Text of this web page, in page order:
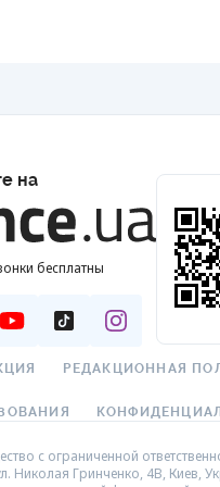
на
бесплатны
РЕДАКЦИОННАЯ
с ограниченной
Николая Гринченко, 4В, Киев,